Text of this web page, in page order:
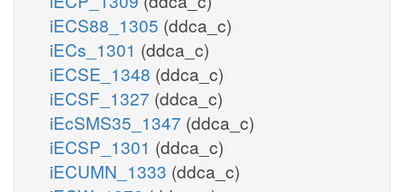
iECS88_1305 (ddca_c)
iECs_1301 (ddca_c)
iECSE_1348 (ddca_c)
iECSF_1327 (ddca_c)
iEcSMS35_1347 (ddca_c)
iECSP_1301 (ddca_c)
iECUMN_1333 (ddca_c)